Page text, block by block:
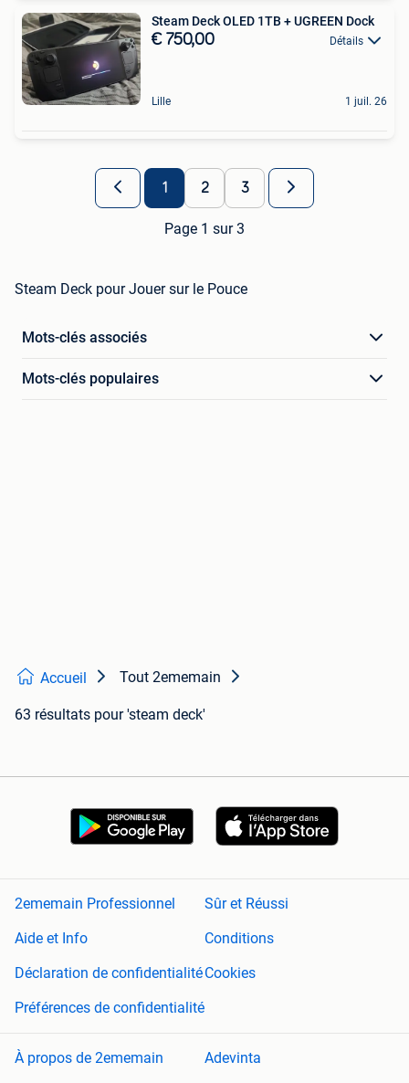
Steam Deck OLED 1TB + UGREEN Dock
€ 750,00 Détails
Lille 1 juil. 26
1 2 3
Page 1 sur 3
Steam Deck pour Jouer sur le Pouce
Mots-clés associés
Mots-clés populaires
Accueil Tout 2ememain
63 résultats pour 'steam deck'
2ememain Professionnel
Sûr et Réussi
Aide et Info
Conditions
Déclaration de confidentialitéCookies
Préférences de confidentialité
À propos de 2ememain Adevinta